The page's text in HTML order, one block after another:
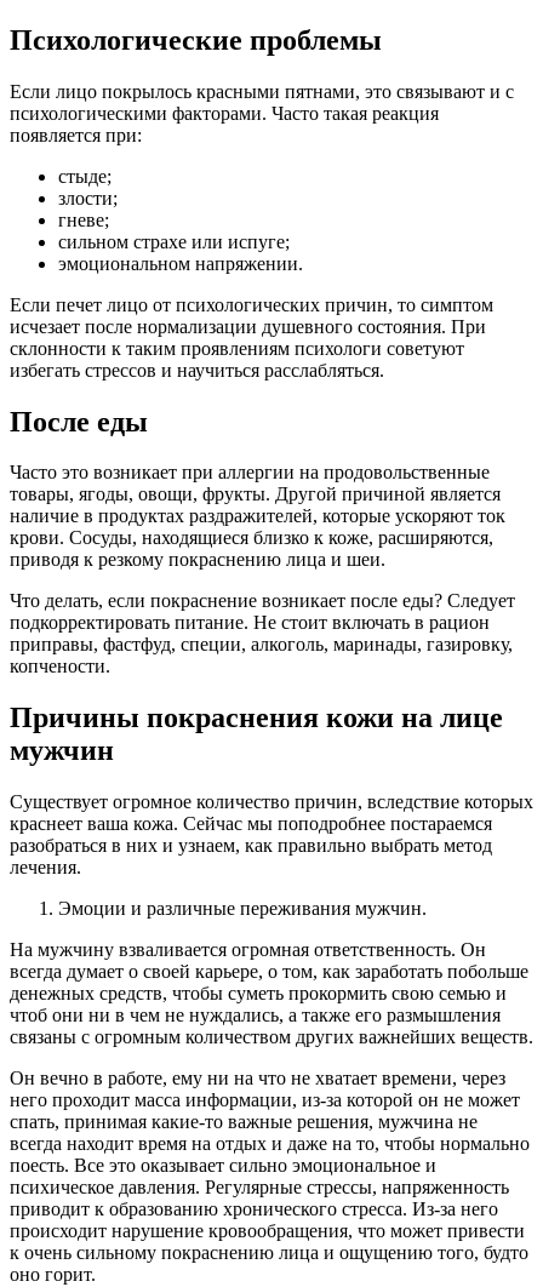
Психологические проблемы
Если лицо покрылось красными пятнами, это связывают и с
психологическими факторами. Часто такая реакция
появляется при:
стыде;
злости;
гневе;
сильном страхе или испуге;
эмоциональном напряжении.
Если печет лицо от психологических причин, то симптом
исчезает после нормализации душевного состояния. При
склонности к таким проявлениям психологи советуют
избегать стрессов и научиться расслабляться.
После еды
Часто это возникает при аллергии на продовольственные
товары, ягоды, овощи, фрукты. Другой причиной является
наличие в продуктах раздражителей, которые ускоряют ток
крови. Сосуды, находящиеся близко к коже, расширяются,
приводя к резкому покраснению лица и шеи.
Что делать, если покраснение возникает после еды? Следует
подкорректировать питание. Не стоит включать в рацион
приправы, фастфуд, специи, алкоголь, маринады, газировку,
копчености.
Причины покраснения кожи на лице
мужчин
Существует огромное количество причин, вследствие которых
краснеет ваша кожа. Сейчас мы поподробнее постараемся
разобраться в них и узнаем, как правильно выбрать метод
лечения.
Эмоции и различные переживания мужчин.
На мужчину взваливается огромная ответственность. Он
всегда думает о своей карьере, о том, как заработать побольше
денежных средств, чтобы суметь прокормить свою семью и
чтоб они ни в чем не нуждались, а также его размышления
связаны с огромным количеством других важнейших веществ.
Он вечно в работе, ему ни на что не хватает времени, через
него проходит масса информации, из-за которой он не может
спать, принимая какие-то важные решения, мужчина не
всегда находит время на отдых и даже на то, чтобы нормально
поесть. Все это оказывает сильно эмоциональное и
психическое давления. Регулярные стрессы, напряженность
приводит к образованию хронического стресса. Из-за него
происходит нарушение кровообращения, что может привести
к очень сильному покраснению лица и ощущению того, будто
оно горит.